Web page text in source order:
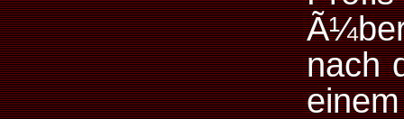
nach